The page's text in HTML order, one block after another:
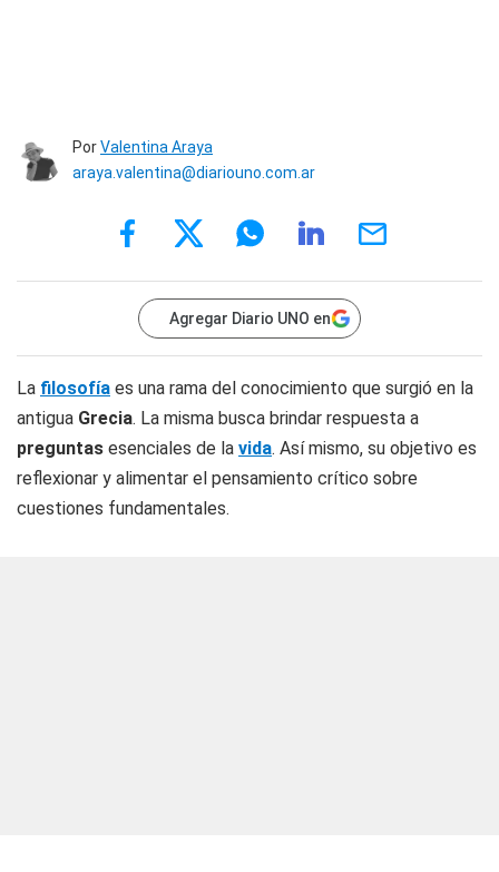
PorValentina Araya
araya.valentina@diariouno.com.ar
Agregar Diario UNO en
La filosofía es una rama del conocimiento que surgió en la
antigua Grecia. La misma busca brindar respuesta a
preguntas esenciales de la vida. Así mismo, su objetivo es
reflexionar y alimentar el pensamiento crítico sobre
cuestiones fundamentales.